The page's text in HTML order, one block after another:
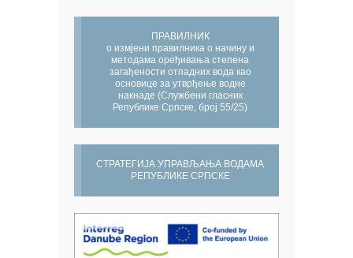
ПРАВИЛНИК
о измјени правилника о начину и
методама оређивања степена
загађености отпадних вода као
основице за утврђење водне
накнаде (Службени гласник
Републике Српске, број 55/25)
СТРАТЕГИЈА УПРАВЉАЊА ВОДАМА
РЕПУБЛИКЕ СРПСКЕ